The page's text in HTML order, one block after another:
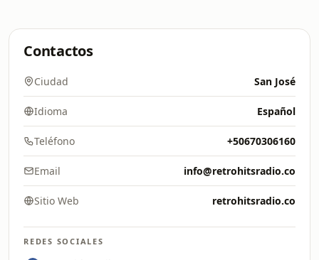
Contactos
Ciudad San José
Idioma Español
Teléfono +50670306160
Email info@retrohitsradio.co
Sitio Web retrohitsradio.co
REDES SOCIALES